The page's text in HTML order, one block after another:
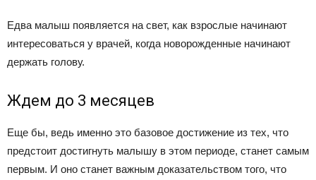
Едва малыш появляется на свет, как взрослые начинают
интересоваться у врачей, когда новорожденные начинают
держать голову.
Ждем до 3 месяцев
Еще бы, ведь именно это базовое достижение из тех, что
предстоит достигнуть малышу в этом периоде, станет самым
первым. И оно станет важным доказательством того, что